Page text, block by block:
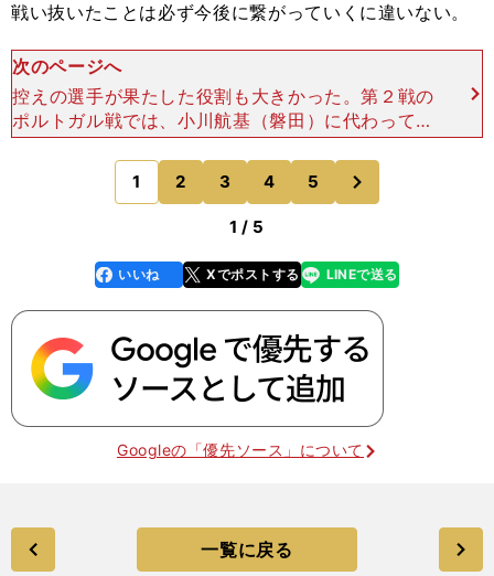
戦い抜いたことは必ず今後に繋がっていくに違いない。
次のページへ
控えの選手が果たした役割も大きかった。第２戦の
ポルトガル戦では、小川航基（磐田）に代わって先
発した田川享介（鳥栖）が同点ゴールを奪い、途中
出場の上田綺世（あやせ／法政大）が２ゴールを奪
って逆転勝利に大
1 2 3 4 5
のページへ
1 / 5
faceboo
k
いいね Xでポストする
line LINEで送る
Googleの「優先ソース」について
一覧に戻る